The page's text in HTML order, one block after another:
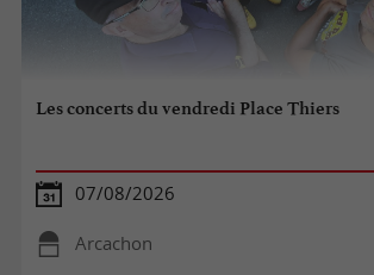
Les concerts du vendredi Place Thiers
07/08/2026
Arcachon